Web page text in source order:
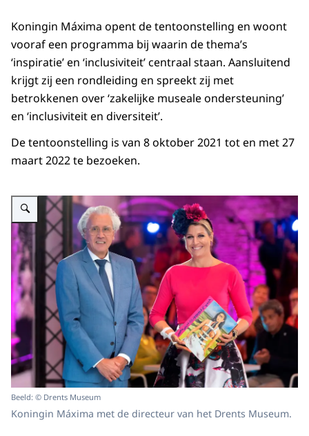
Koningin Máxima opent de tentoonstelling en woont
vooraf een programma bij waarin de thema’s
‘inspiratie’ en ‘inclusiviteit’ centraal staan. Aansluitend
krijgt zij een rondleiding en spreekt zij met
betrokkenen over ‘zakelijke museale ondersteuning’
en ‘inclusiviteit en diversiteit’.
De tentoonstelling is van 8 oktober 2021 tot en met 27
maart 2022 te bezoeken.
Vergroot afbeelding Koningin Máxima opent de tentoonstelling 'Viva la
Beeld: © Drents Museum
Koningin Máxima met de directeur van het Drents Museum.